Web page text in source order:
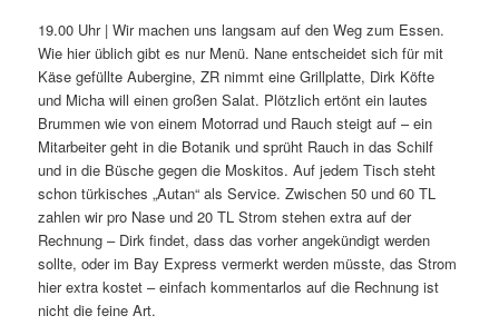
19.00 Uhr | Wir machen uns langsam auf den Weg zum Essen.
Wie hier üblich gibt es nur Menü. Nane entscheidet sich für mit
Käse gefüllte Aubergine, ZR nimmt eine Grillplatte, Dirk Köfte
und Micha will einen großen Salat. Plötzlich ertönt ein lautes
Brummen wie von einem Motorrad und Rauch steigt auf – ein
Mitarbeiter geht in die Botanik und sprüht Rauch in das Schilf
und in die Büsche gegen die Moskitos. Auf jedem Tisch steht
schon türkisches „Autan“ als Service. Zwischen 50 und 60 TL
zahlen wir pro Nase und 20 TL Strom stehen extra auf der
Rechnung – Dirk findet, dass das vorher angekündigt werden
sollte, oder im Bay Express vermerkt werden müsste, das Strom
hier extra kostet – einfach kommentarlos auf die Rechnung ist
nicht die feine Art.